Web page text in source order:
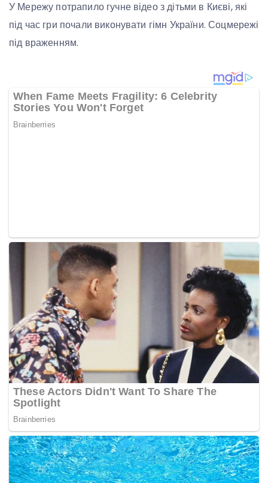
У Мережу потрапило гучне відео з дітьми в Києві, які
під час гри почали виконувати гімн України. Соцмережі
під враженням.